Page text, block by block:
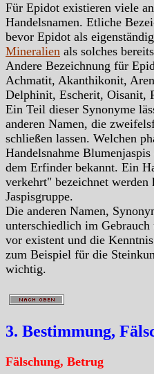
Für Epidot existieren viele
Handelsnamen. Etliche
bevor Epidot als
Mineralien als solches
Andere Bezeichnung für
Achmatit, Akanthikonit,
Delphinit, Escherit, Oisanit,
Ein Teil dieser Synonyme
anderen Namen, die
schließen lassen. Welchen
Handelsnahme
dem Erfinder bekannt. Ein
verkehrt" bezeichnet
Jaspisgruppe.
Die anderen Namen,
unterschiedlich im
vor existent und die
zum Beispiel für die
wichtig.
3. Bestimmung,
Fälschung, Betrug